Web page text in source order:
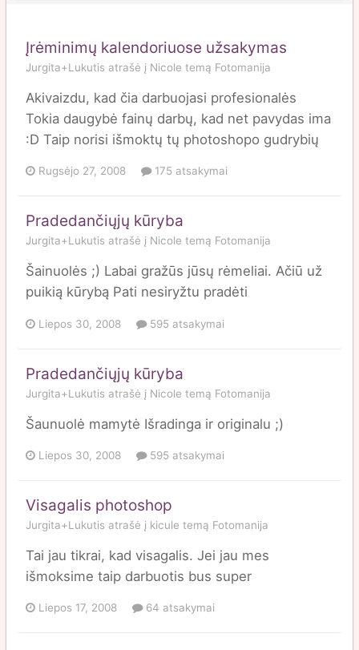
Įrėminimų kalendoriuose užsakymas
Jurgita+Lukutis atrašė į Nicole temą Fotomanija
Akivaizdu, kad čia darbuojasi profesionalės
Tokia daugybė fainų darbų, kad net pavydas ima
:D Taip norisi išmoktų tų photoshopo gudrybių
Rugsėjo 27, 2008 175 atsakymai
Pradedančiųjų kūryba
Jurgita+Lukutis atrašė į Nicole temą Fotomanija
Šainuolės ;) Labai gražūs jūsų rėmeliai. Ačiū už
puikią kūrybą Pati nesiryžtu pradėti
Liepos 30, 2008 595 atsakymai
Pradedančiųjų kūryba
Jurgita+Lukutis atrašė į Nicole temą Fotomanija
Šaunuolė mamytė Išradinga ir originalu ;)
Liepos 30, 2008 595 atsakymai
Visagalis photoshop
Jurgita+Lukutis atrašė į kicule temą Fotomanija
Tai jau tikrai, kad visagalis. Jei jau mes
išmoksime taip darbuotis bus super
Liepos 17, 2008 64 atsakymai